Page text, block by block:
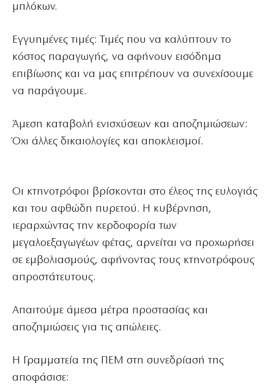
μπλόκων.
Εγγυημένες τιμές: Τιμές που να καλύπτουν το
κόστος παραγωγής, να αφήνουν εισόδημα
επιβίωσης και να μας επιτρέπουν να συνεχίσουμε
να παράγουμε.
Άμεση καταβολή ενισχύσεων και αποζημιώσεων:
Όχι άλλες δικαιολογίες και αποκλεισμοί.
Οι κτηνοτρόφοι βρίσκονται στο έλεος της ευλογιάς
και του αφθώδη πυρετού. Η κυβέρνηση,
ιεραρχώντας την κερδοφορία των
μεγαλοεξαγωγέων φέτας, αρνείται να προχωρήσει
σε εμβολιασμούς, αφήνοντας τους κτηνοτρόφους
απροστάτευτους.
Aπαιτούμε άμεσα μέτρα προστασίας και
αποζημιώσεις για τις απώλειες.
Η Γραμματεία της ΠΕΜ στη συνεδρίασή της
αποφάσισε: